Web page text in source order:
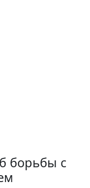
борьбы с